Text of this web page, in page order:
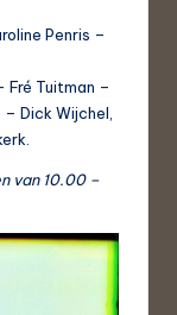
Penris –
Fré Tuitman –
Dick Wijchel,
van 10.00 –